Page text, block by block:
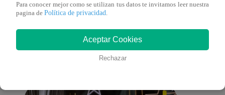
También te puede
interesar
Para conocer mejor como se utilizan tus datos te invitamos leer nuestra
pagina de Política de privacidad
Aceptar Cookies
Rechazar